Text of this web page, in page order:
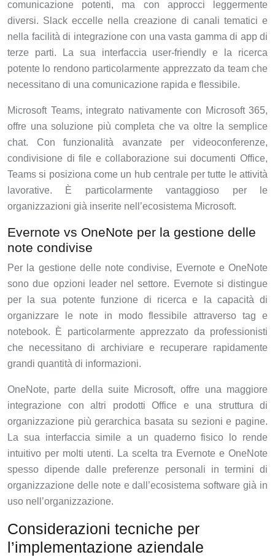
comunicazione potenti, ma con approcci leggermente
diversi. Slack eccelle nella creazione di canali tematici e
nella facilità di integrazione con una vasta gamma di app di
terze parti. La sua interfaccia user-friendly e la ricerca
potente lo rendono particolarmente apprezzato da team che
necessitano di una comunicazione rapida e flessibile.
Microsoft Teams, integrato nativamente con Microsoft 365,
offre una soluzione più completa che va oltre la semplice
chat. Con funzionalità avanzate per videoconferenze,
condivisione di file e collaborazione sui documenti Office,
Teams si posiziona come un hub centrale per tutte le attività
lavorative. È particolarmente vantaggioso per le
organizzazioni già inserite nell’ecosistema Microsoft.
Evernote vs OneNote per la gestione delle
note condivise
Per la gestione delle note condivise, Evernote e OneNote
sono due opzioni leader nel settore. Evernote si distingue
per la sua potente funzione di ricerca e la capacità di
organizzare le note in modo flessibile attraverso tag e
notebook. È particolarmente apprezzato da professionisti
che necessitano di archiviare e recuperare rapidamente
grandi quantità di informazioni.
OneNote, parte della suite Microsoft, offre una maggiore
integrazione con altri prodotti Office e una struttura di
organizzazione più gerarchica basata su sezioni e pagine.
La sua interfaccia simile a un quaderno fisico lo rende
intuitivo per molti utenti. La scelta tra Evernote e OneNote
spesso dipende dalle preferenze personali in termini di
organizzazione delle note e dall’ecosistema software già in
uso nell’organizzazione.
Considerazioni tecniche per
l’implementazione aziendale